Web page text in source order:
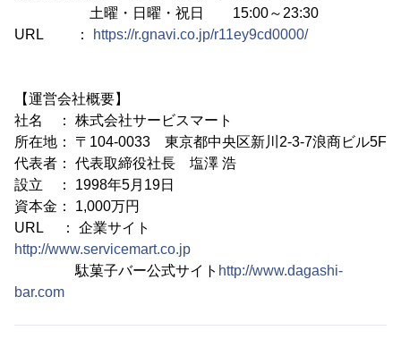
土曜・日曜・祝日 15:00～23:30
URL ：
https://r.gnavi.co.jp/r11ey9cd0000/
【運営会社概要】
社名 ： 株式会社サービスマート
所在地： 〒104-0033 東京都中央区新川2-3-7浪商ビル5F
代表者： 代表取締役社長 塩澤 浩
設立 ： 1998年5月19日
資本金： 1,000万円
URL ： 企業サイト
http://www.servicemart.co.jp
駄菓子バー公式サイト http://www.dagashi-
bar.com